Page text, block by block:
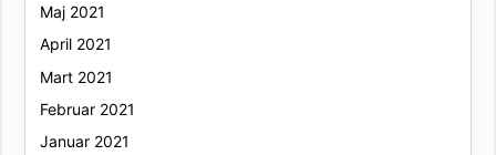
Maj 2021
April 2021
Mart 2021
Februar 2021
Januar 2021